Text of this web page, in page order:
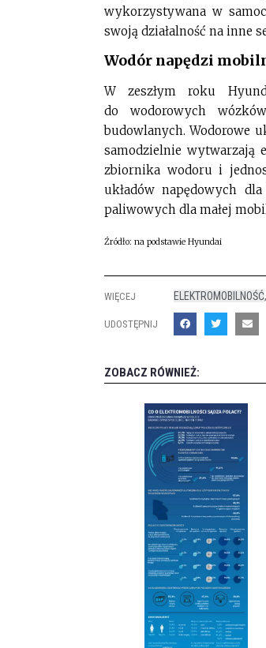
wykorzystywana w
swoją działalność na inne
Wodór napędzi
W zeszłym roku
do wodorowych
budowlanych. Wodorowe
samodzielnie wytwarzają
zbiornika wodoru i
układów napędowych
paliwowych dla małej
Źródło: na podstawie Hyundai
WIĘCEJ ELEKTROMOBILNOŚĆ,
UDOSTĘPNIJ
ZOBACZ RÓWNIEŻ: